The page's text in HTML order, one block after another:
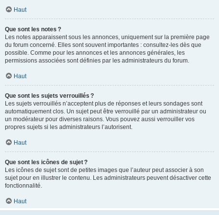
Haut
Que sont les notes ?
Les notes apparaissent sous les annonces, uniquement sur la première page
du forum concerné. Elles sont souvent importantes : consultez-les dès que
possible. Comme pour les annonces et les annonces générales, les
permissions associées sont définies par les administrateurs du forum.
Haut
Que sont les sujets verrouillés ?
Les sujets verrouillés n’acceptent plus de réponses et leurs sondages sont
automatiquement clos. Un sujet peut être verrouillé par un administrateur ou
un modérateur pour diverses raisons. Vous pouvez aussi verrouiller vos
propres sujets si les administrateurs l’autorisent.
Haut
Que sont les icônes de sujet ?
Les icônes de sujet sont de petites images que l’auteur peut associer à son
sujet pour en illustrer le contenu. Les administrateurs peuvent désactiver cette
fonctionnalité.
Haut